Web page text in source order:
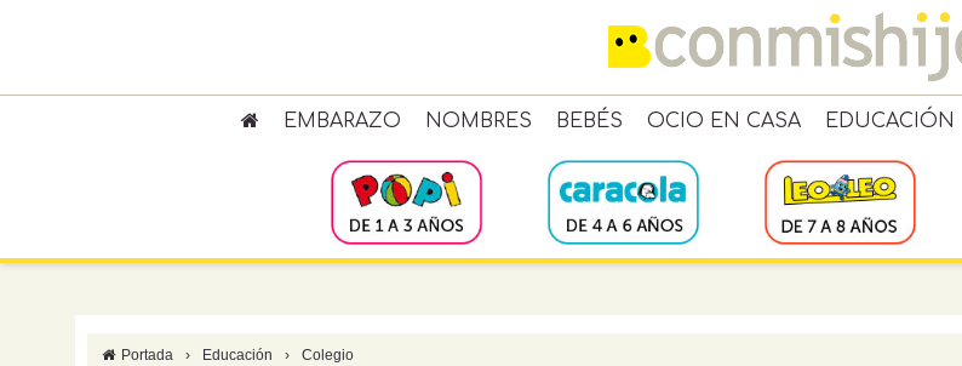
EMBARAZO NOMBRES BEBÉS OCIO EN CASA EDUCACIÓN
Portada › Educación › Colegio